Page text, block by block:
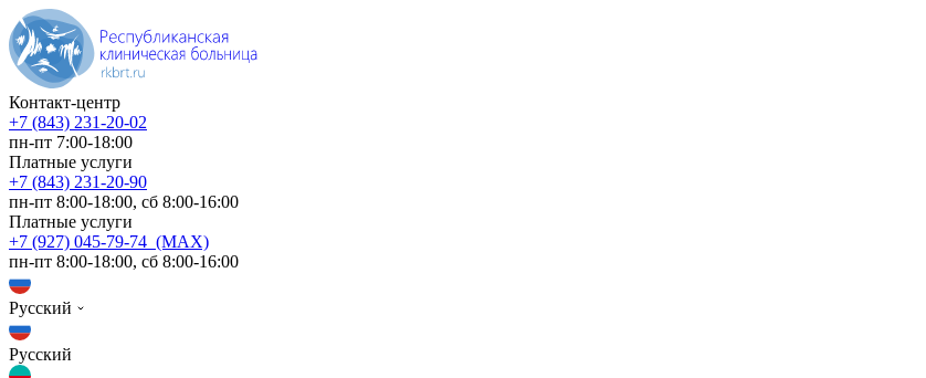
Контакт-центр
+7 (843) 231-20-02
пн-пт 7:00-18:00
Платные услуги
+7 (843) 231-20-90
пн-пт 8:00-18:00, сб 8:00-16:00
Платные услуги
+7 (927) 045-79-74 (MAX)
пн-пт 8:00-18:00, сб 8:00-16:00
Русский
Русский